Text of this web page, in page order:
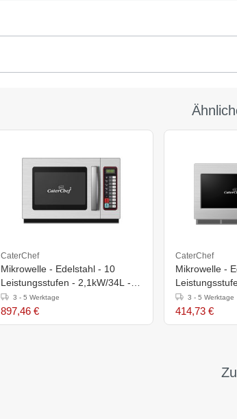
CaterChef
Mikrowelle - Edelstahl - 10
Leistungsstufen - 2,1kW/34L -
37(h)x52,5x57,5cm
3 - 5 Werktage
897,46 €
CaterChef
Mikrowelle -
3 - 5 Werktage
414,73 €